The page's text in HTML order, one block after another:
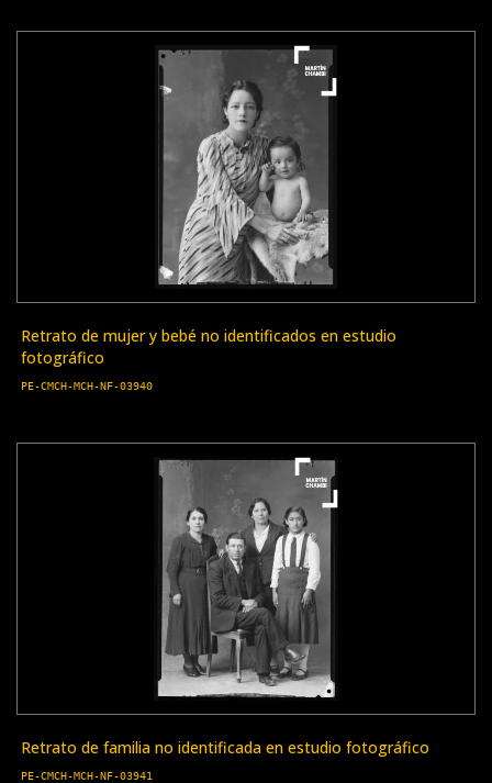
Retrato de mujer y bebé no identificados en estudio
fotográfico
PE-CMCH-MCH-NF-03940
Retrato de familia no identificada en estudio fotográfico
PE-CMCH-MCH-NF-03941